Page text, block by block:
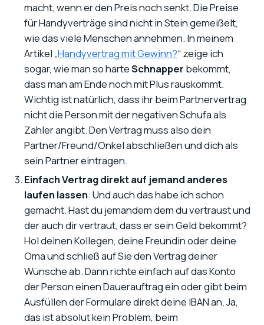
macht, wenn er den Preis noch senkt. Die Preise
für Handyverträge sind nicht in Stein gemeißelt,
wie das viele Menschen annehmen. In meinem
Artikel „Handyvertrag mit Gewinn?“ zeige ich
sogar, wie man so harteSchnapper bekommt,
dass man am Ende noch mit Plus rauskommt.
Wichtig ist natürlich, dass ihr beim Partnervertrag
nicht die Person mit der negativen Schufa als
Zahler angibt. Den Vertrag muss also dein
Partner/Freund/Onkel abschließen und dich als
sein Partner eintragen.
Einfach Vertrag direkt auf jemand anderes
laufen lassen: Und auch das habe ich schon
gemacht. Hast du jemandem dem du vertraust und
der auch dir vertraut, dass er sein Geld bekommt?
Hol deinen Kollegen, deine Freundin oder deine
Oma und schließ auf Sie den Vertrag deiner
Wünsche ab. Dann richte einfach auf das Konto
der Person einen Dauerauftrag ein oder gibt beim
Ausfüllen der Formulare direkt deine IBAN an. Ja,
das ist absolut kein Problem, beim